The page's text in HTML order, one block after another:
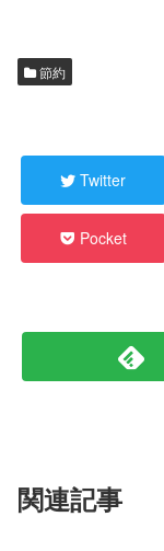
節約
Twitter
Pocket
関連記事